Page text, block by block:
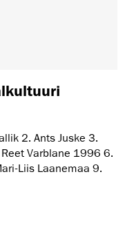
2. Ants Juske 3.
Varblane 1996 6.
Liis Laanemaa 9.